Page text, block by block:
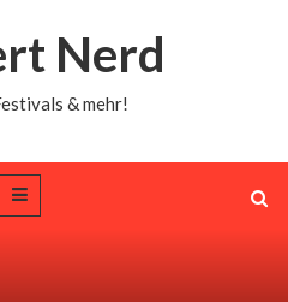
Nerd
& mehr!